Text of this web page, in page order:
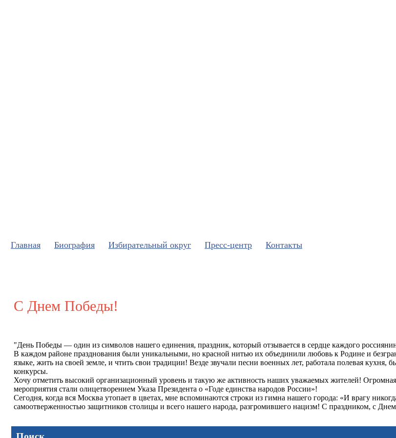
Главная Биография Избирательный округ Пресс-центр Контакты
С Днем Победы!
"День Победы — один из символов нашего единения, праздник, который отзывается в сердце каждого
В каждом районе празднования были уникальными, но красной нитью их объединили любовь к Родине и
языке, жить на своей земле, и чтить свои традиции! Везде звучали песни военных лет, работала полевая
конкурсы.
Хочу отметить высокий организационный уровень и такую же активность наших уважаемых жителей!
мероприятия стали олицетворением Указа Президента о «Годе единства народов России»!
Сегодня, когда вся Москва утопает в цветах, мне вспоминаются строки из гимна нашего города: «И врагу
самоотверженностью защитников столицы и всего нашего народа, разгромившего нацизм! С праздником, с